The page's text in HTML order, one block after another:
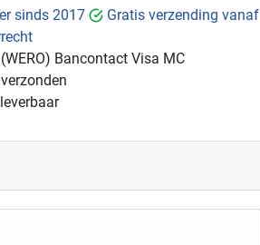
sinds 2017
Gratis verzending vanaf
Bancontact Visa MC